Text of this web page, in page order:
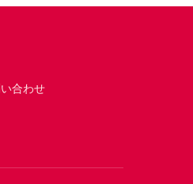
合わせ